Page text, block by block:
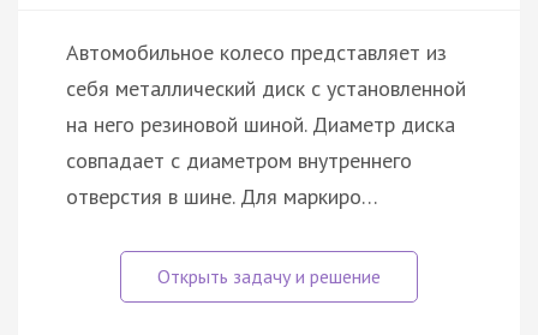
Автомобильное колесо представляет из
себя металлический диск с установленной
на него резиновой шиной. Диаметр диска
совпадает с диаметром внутреннего
отверстия в шине. Для маркиро…